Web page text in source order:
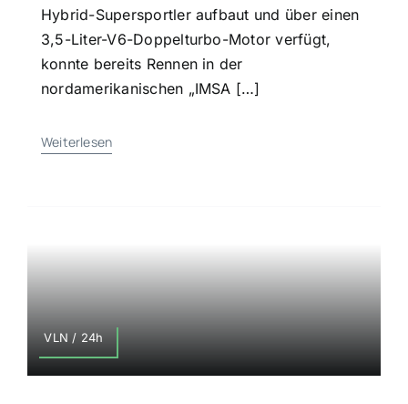
Hybrid-Supersportler aufbaut und über einen
3,5-Liter-V6-Doppelturbo-Motor verfügt,
konnte bereits Rennen in der
nordamerikanischen „IMSA […]
Weiterlesen
VLN / 24h